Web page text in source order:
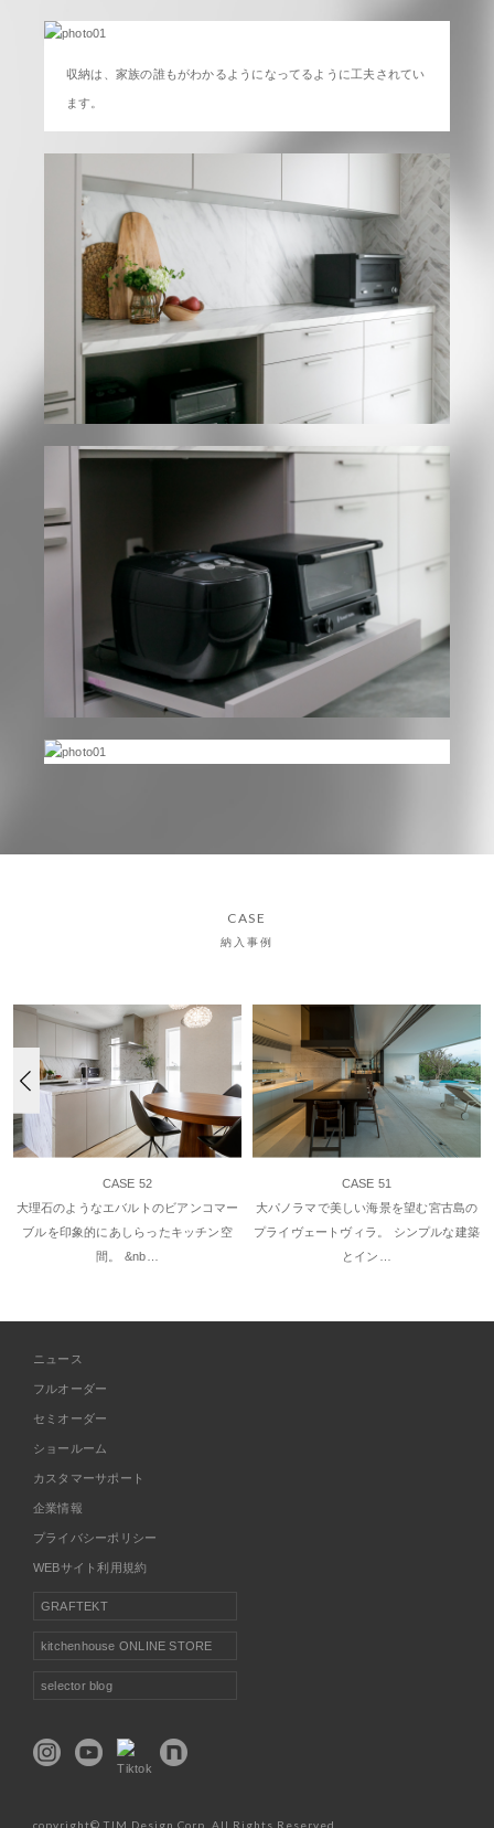
収納は、家族の誰もがわかるようになってるように工夫されてい
ます。
CASE
納入事例
CASE 52
大理石のようなエバルトのビアンコマー
ブルを印象的にあしらったキッチン空
間。 &nb…
CASE 51
大パノラマで美しい海景を望む宮古島の
プライヴェートヴィラ。 シンプルな建築
とイン…
ニュース
フルオーダー
セミオーダー
ショールーム
カスタマーサポート
企業情報
プライバシーポリシー
WEBサイト利用規約
GRAFTEKT
kitchenhouse ONLINE STORE
selector blog
copyright© TJM Design Corp. All Rights Reserved.